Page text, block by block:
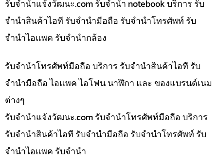
รับจํานําแจ้งวัฒนะ.com รับจำนำ notebook บริการ รับ
จำนำสินค้าไอที รับจำนำมือถือ รับจำนำโทรศัพท์ รับ
จำนำไอแพค รับจำนำกล้อง
รับจำนำโทรศัพท์มือถือ บริการ รับจำนำสินค้าไอที รับ
จำนำมือถือ ไอแพค ไอโฟน นาฬิกา และ ของแบรนด์เนม
ต่างๆ
รับจํานําแจ้งวัฒนะ.com รับจำนำโทรศัพท์มือถือ บริการ
รับจำนำสินค้าไอที รับจำนำมือถือ รับจำนำโทรศัพท์ รับ
จำนำไอแพค รับจำนำ